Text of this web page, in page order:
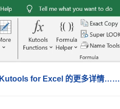
Kutools for Excel 的更多详情……